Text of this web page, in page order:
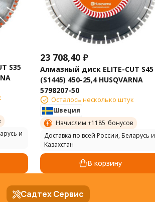
S35
и
23 708,40 ₽
Алмазный диск ELITE-CUT S45
(S1445) 450-25,4 HUSQVARNA
5798207-50
Осталось несколько штук
Швеция
Начислим +1185 бонусов
Доставка по всей России, Беларусь и
Казахстан
В корзину
Садтех Сервис